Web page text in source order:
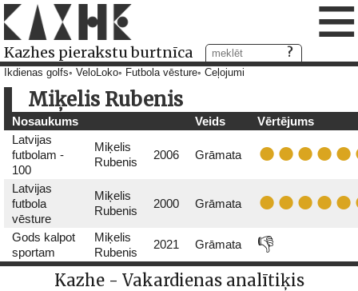
Kazhes pierakstu burtnīca ≡
Ikdienas golfs VeloLoko Futbola vēsture Ceļojumi
Miķelis Rubenis
Nosaukums Veids
Vērtējums
Latvijas
futbolam -
100
Miķelis
Rubenis
2006 Grāmata
Latvijas
futbola
vēsture
Miķelis
Rubenis
2000 Grāmata
Gods kalpot
sportam
Miķelis
Rubenis
2021 Grāmata
👎
Kazhe - Vakardienas analītiķis